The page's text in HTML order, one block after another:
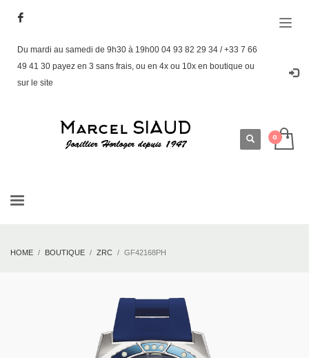
Du mardi au samedi de 9h30 à 19h00 04 93 82 29 34 / +33 7 66
49 41 30 payez en 3 sans frais, ou en 4x ou 10x en boutique ou
sur le site
HOME BOUTIQUE ZRC GF42168PH